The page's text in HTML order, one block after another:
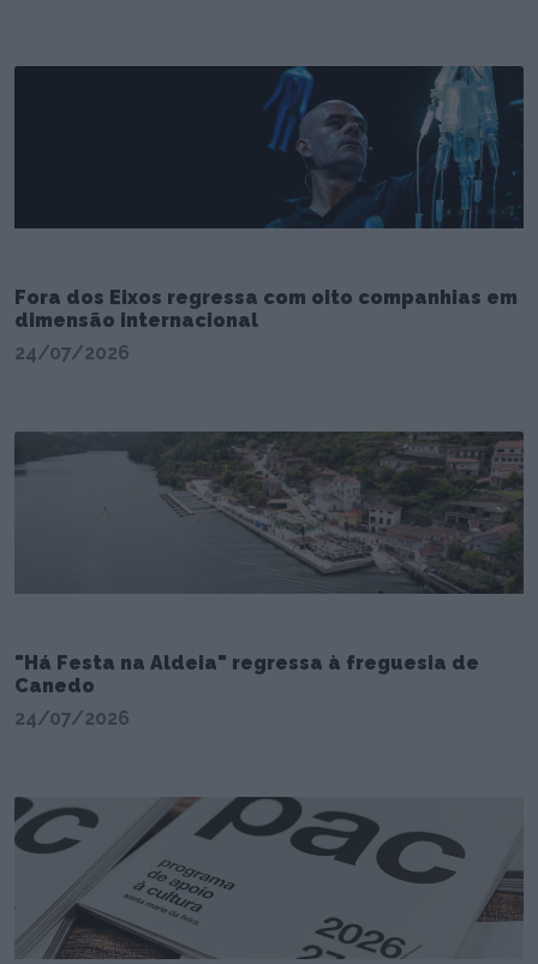
Fora dos Eixos regressa com oito companhias em
dimensão internacional
24/07/2026
"Há Festa na Aldeia" regressa à freguesia de
Canedo
24/07/2026